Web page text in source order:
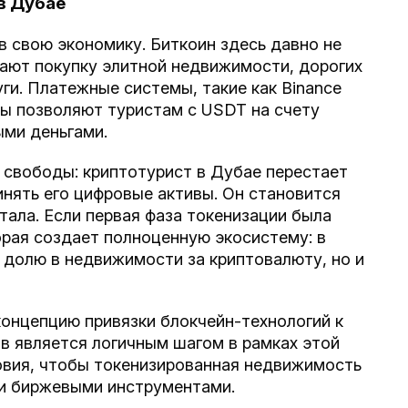
свою экономику. Биткоин здесь давно не
покупку элитной недвижимости, дорогих
Платежные системы, такие как Binance
позволяют туристам с USDT на счету
деньгами.
криптотурист в Дубае перестает
его цифровые активы. Он становится
Если первая фаза токенизации была
создает полноценную экосистему: в
в недвижимости за криптовалюту, но и
привязки блокчейн-технологий к
является логичным шагом в рамках этой
чтобы токенизированная недвижимость
биржевыми инструментами.